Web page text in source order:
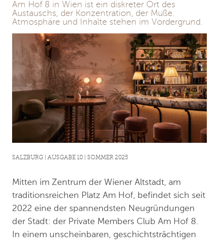
Am Hof 8 in Wien ist ein diskreter Ort des
Austauschs, der Konzentration, der Muße.
Atmosphäre und Inhalte stehen im Vordergrund.
Larger
Image
SALZBURG | AUSGABE 10 | SOMMER 2025
Mitten im Zentrum der Wiener Altstadt, am
traditionsreichen Platz Am Hof, befindet sich seit
2022 eine der spannendsten Neugründungen
der Stadt: der Private Members Club Am Hof 8.
In einem unscheinbaren, geschichtsträchtigen